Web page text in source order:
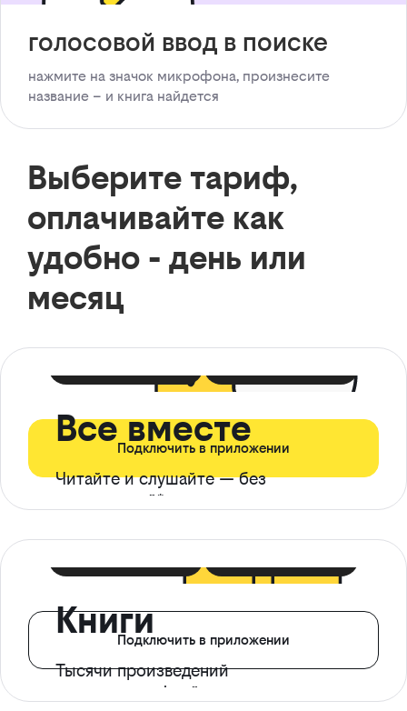
голосовой ввод в поиске
нажмите на значок микрофона, произнесите
название – и книга найдется
Выберите тариф,
оплачивайте как
удобно - день или
месяц
Все вместе
Читайте и слушайте — без
ограничений*
Подключить в приложении
Книги
Тысячи произведений
с доступом офлайн
Подключить в приложении